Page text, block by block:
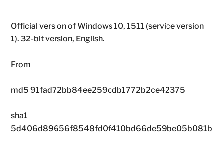
Official version of Windows 10, 1511 (service version
1). 32-bit version, English.
From
md5 91fad72bb84ee259cdb1772b2ce42375
sha1
5d406d89656f8548fd0f410bd66de59be05b081b